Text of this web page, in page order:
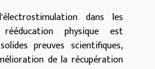
dans les
physique est
preuves scientifiques,
de la récupération